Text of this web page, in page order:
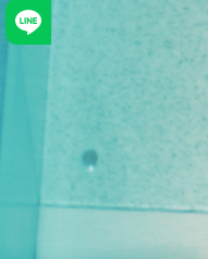
官方LINE@